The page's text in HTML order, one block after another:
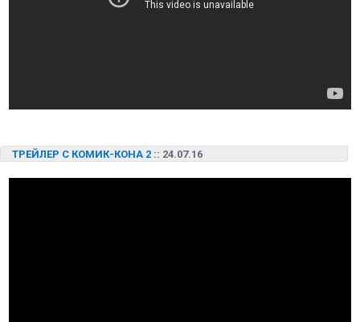
ТРЕЙЛЕР С КОМИК-КОНА 2 :: 24.07.16